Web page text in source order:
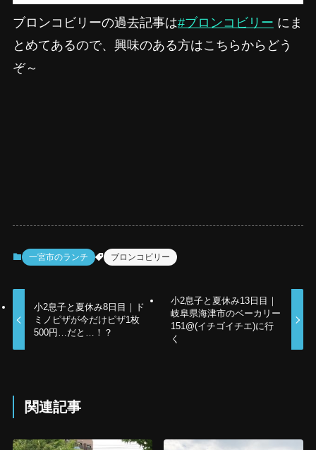
ブロンコビリーの過去記事は#ブロンコビリー にま
とめてあるので、興味のある方はこちらからどう
ぞ～
一宮市のランチ ブロンコビリー
小2息子と夏休み8日目｜ド
ミノピザが今だけピザ1枚
500円…だと…！？
小2息子と夏休み13日目｜
岐阜県海津市のベーカリー
151@(イチゴイチエ)に行
く
関連記事